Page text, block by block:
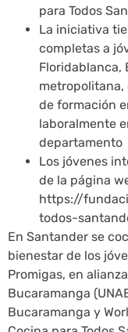
para Todos
La iniciativa
completas a
Floridablanca,
metropolitana,
de formación
laboralmente
departamento
Los jóvenes
de la página
https://
todos-
En Santander se
bienestar de los
Promigas, en
Bucaramanga
Bucaramanga y